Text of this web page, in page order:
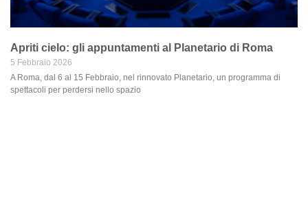
Apriti cielo: gli appuntamenti al Planetario di Roma
5 Febbraio 2026
A Roma, dal 6 al 15 Febbraio, nel rinnovato Planetario, un programma di
spettacoli per perdersi nello spazio